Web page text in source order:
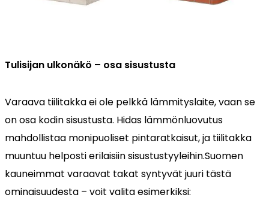
Tulisijan ulkonäkö – osa sisustusta
Varaava tiilitakka ei ole pelkkä lämmityslaite, vaan se
on osa kodin sisustusta. Hidas lämmönluovutus
mahdollistaa monipuoliset pintaratkaisut, ja tiilitakka
muuntuu helposti erilaisiin sisustustyyleihin.Suomen
kauneimmat varaavat takat syntyvät juuri tästä
ominaisuudesta – voit valita esimerkiksi: